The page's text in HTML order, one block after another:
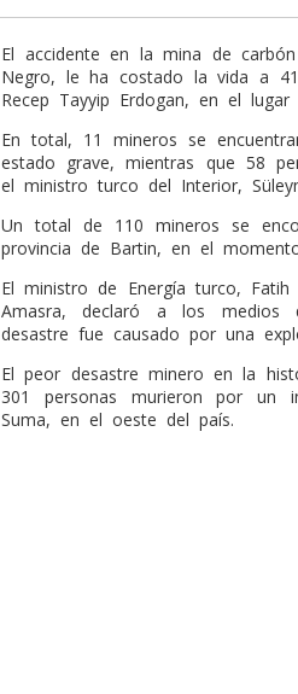
El accidente en la mina de
Negro, le ha costado la vida a
Recep Tayyip Erdogan, en el lugar
En total, 11 mineros se
estado grave, mientras que 58
el ministro turco del Interior,
Un total de 110 mineros se
provincia de Bartin, en el
El ministro de Energía turco,
Amasra, declaró a los medios
desastre fue causado por una
El peor desastre minero en la
301 personas murieron por
Suma, en el oeste del país.